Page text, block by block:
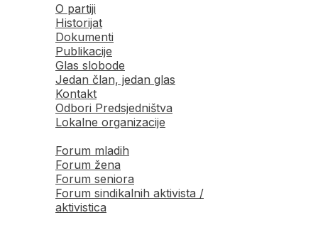
O partiji
Historijat
Dokumenti
Publikacije
Glas slobode
Jedan član, jedan glas
Kontakt
Odbori Predsjedništva
Lokalne organizacije
Forum mladih
Forum žena
Forum seniora
Forum sindikalnih aktivista /
aktivistica